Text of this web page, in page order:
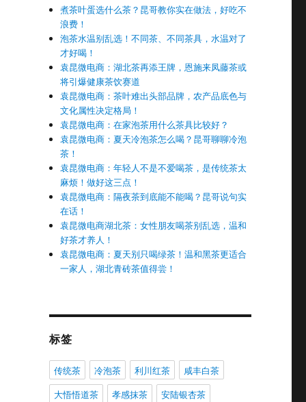
煮茶叶蛋选什么茶？昆哥教你实在做法，好吃不
浪费！
泡茶水温别乱选！不同茶、不同茶具，水温对了
才好喝！
袁昆微电商：湖北茶再添王牌，恩施来凤藤茶或
将引爆健康茶饮赛道
袁昆微电商：茶叶难出头部品牌，农产品底色与
文化属性决定格局！
袁昆微电商：在家泡茶用什么茶具比较好？
袁昆微电商：夏天冷泡茶怎么喝？昆哥聊聊冷泡
茶！
袁昆微电商：年轻人不是不爱喝茶，是传统茶太
麻烦！做好这三点！
袁昆微电商：隔夜茶到底能不能喝？昆哥说句实
在话！
袁昆微电商湖北茶：女性朋友喝茶别乱选，温和
好茶才养人！
袁昆微电商：夏天别只喝绿茶！温和黑茶更适合
一家人，湖北青砖茶值得尝！
标签
传统茶 冷泡茶 利川红茶
咸丰白茶
大悟悟道茶
孝感抹茶
安陆银杏茶